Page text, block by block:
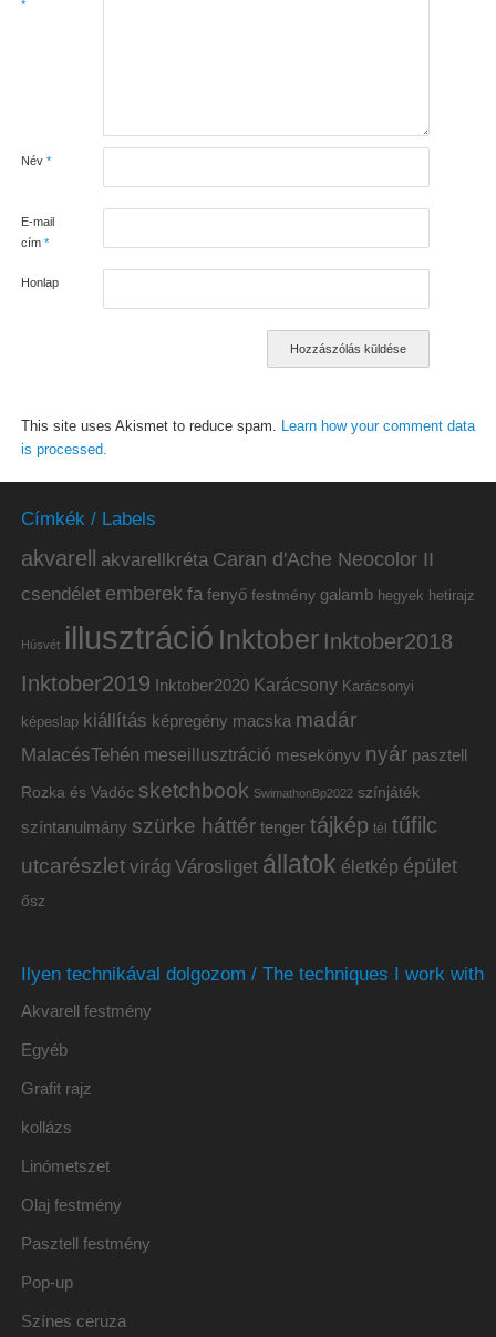
*
Név *
E-mail
cím *
Honlap
This site uses Akismet to reduce spam.
Learn how your comment data
is processed.
Címkék / Labels
akvarell akvarellkréta Caran d'Ache Neocolor II
csendélet emberek fa fenyő festmény galamb hegyek hetirajz
Húsvét illusztráció Inktober Inktober2018
Inktober2019 Inktober2020 Karácsony Karácsonyi
képeslap kiállítás képregény macska madár
MalacésTehén meseillusztráció mesekönyv nyár pasztell
Rozka és Vadóc sketchbook SwimathonBp2022 színjáték
színtanulmány szürke háttér tenger tájkép tél tűfilc
utcarészlet virág Városliget állatok életkép épület
ősz
Ilyen technikával dolgozom / The techniques I work with
Akvarell festmény
Egyéb
Grafit rajz
kollázs
Linómetszet
Olaj festmény
Pasztell festmény
Pop-up
Színes ceruza